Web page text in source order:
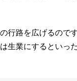
路を広げるのです
生業にするといった